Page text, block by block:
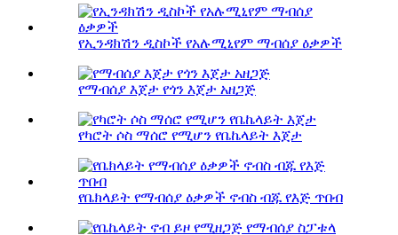
የኢንዳክሽን ዲስኮች የአሉሚኒየም ማብሰያ ዕቃዎች
የማብሰያ እጀታ የጎን እጀታ አዘጋጅ
የካሮት ሶስ ማሰሮ የሚሆን የቤኬላይት እጀታ
የቤክላይት የማብሰያ ዕቃዎች ኖብስ ብጁ የእጅ ጥበብ